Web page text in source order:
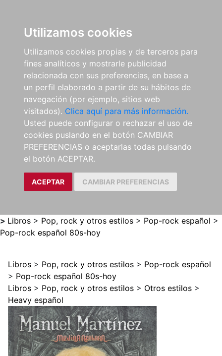
Utilizamos cookies
Utilizamos cookies propias y de terceros para
fines analíticos y mostrarle publicidad
relacionada con sus preferencias, en base a
un perfil elaborado a partir de su hábitos de
navegación (por ejemplo, sitios web
visitados). Clica aquí para más información.
Usted puede configurar o rechazar el uso de
cookies puslando en el botón CAMBIAR
PREFERENCIAS o aceptarlas todas pulsando
el botón ACEPTAR.
ACEPTAR CAMBIAR PREFERENCIAS
> Libros > Pop, rock y otros estilos > Pop-rock español >
Pop-rock español 80s-hoy
Libros > Pop, rock y otros estilos > Pop-rock español
> Pop-rock español 80s-hoy
Libros > Pop, rock y otros estilos > Otros estilos >
Heavy español